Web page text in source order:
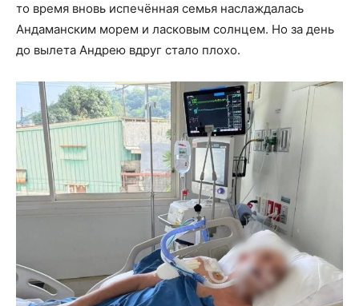
то время вновь испечённая семья наслаждалась
Андаманским морем и ласковым солнцем. Но за день
до вылета Андрею вдруг стало плохо.